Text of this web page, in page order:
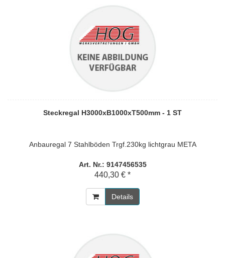
Steckregal H3000xB1000xT500mm - 1 ST
Anbauregal 7 Stahlböden Trgf.230kg lichtgrau META
Art. Nr.: 9147456535
440,30 € *
Details